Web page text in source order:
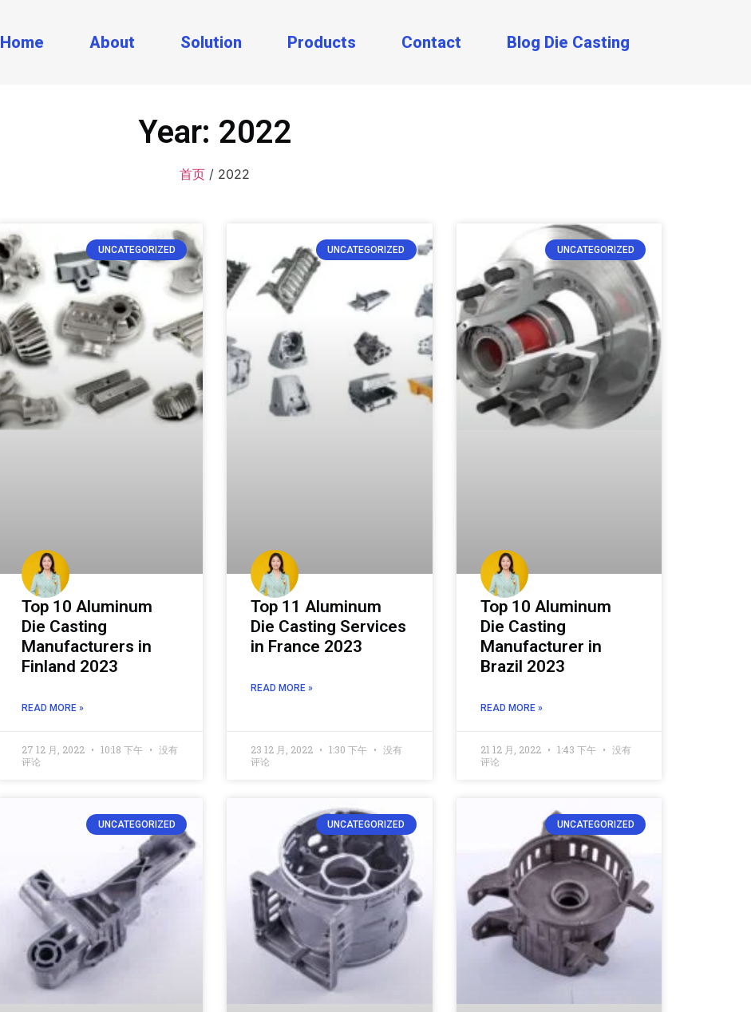
Home About Solution Products Contact Blog Die Casting
Year: 2022
首页 / 2022
UNCATEGORIZED
Top 10 Aluminum
Die Casting
Manufacturers in
Finland 2023
READ MORE »
27 12 月, 2022 10:18 下午
没有
评论
UNCATEGORIZED
Top 11 Aluminum
Die Casting Services
in France 2023
READ MORE »
23 12 月, 2022 1:30 下午
没有
评论
UNCATEGORIZED
Top 10 Aluminum
Die Casting
Manufacturer in
Brazil 2023
READ MORE »
21 12 月, 2022 1:43 下午
没有
评论
UNCATEGORIZED UNCATEGORIZED UNCATEGORIZED